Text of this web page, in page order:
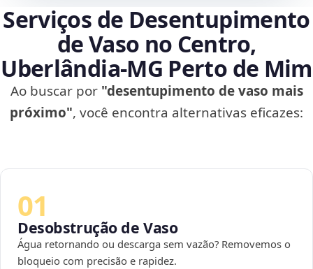
Serviços de Desentupimento
de Vaso no Centro,
Uberlândia‑MG Perto de Mim
Ao buscar por "desentupimento de vaso mais
próximo", você encontra alternativas eficazes:
01
Desobstrução de Vaso
Água retornando ou descarga sem vazão? Removemos o
bloqueio com precisão e rapidez.